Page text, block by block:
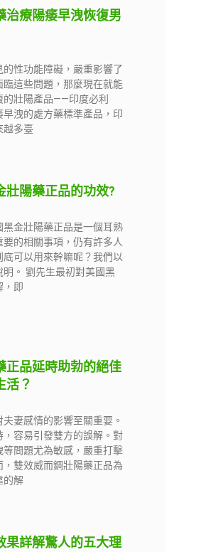
治療陽痿早洩恢復男
性功能障礙，嚴重影響了
這些問題，那麼現在就能
的壯陽產品——印度必利
洩的處方藥標準產品，印
越多臺
壯陽藥正品的功效?
金壯陽藥正品是一個耳熟
的相關事項，仍有許多人
可以用來幹嘛呢？我們以
。 劉先生最初對美國黑
，即
正品延時助勃的絕佳
活？
妻感情的影響至關重要。
容易引發雙方的誤解。對
問題尤為敏感，嚴重打擊
雙效威而鋼壯陽藥正品為
的解
果詳解驚人的五大理